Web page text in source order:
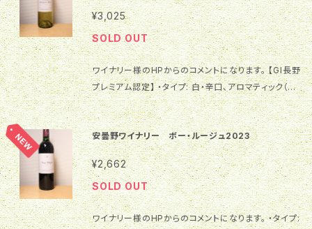
ブドウのみを使用。オークの古樽で9ヶ月じっくり熟成
させました。古樽は、新樽より香りのつき方が穏やか。上
品でしなやかなミディアムボディに仕上げました。 香り
は黒胡椒や、山椒を思わせるスパイシーな香り。ブルー
ベリージャムの様な果実味も感じさせます。口に含む
と、丸みのあるやさしい渋みと、ほんのりチョコレートと
コーヒーのフレーバーが舌に残ります。 香り、渋味（タ
ンニン）、酸味、樽香がやさしく調和したバランスの良い
ワインです。 魚の照り焼きや、ハンバーグ、肉料理など、
家庭料理に合わせやすいので普段使いはもちろん、大
切な日のディナーに合わせても十分に応えてくれるワ
インです。家にストックとして一本あると重宝します。贈
り物にもおすすめです。
¥3,025
SOLD OUT
ワイナリー様のHPからのコメントになります。 【GI長野
プレミアム認定】 ・タイプ: 白・辛口、アロマティック（香
りが強いタイプ） ・ぶどう品種: ソーヴィニョン・ブラン ・
内容量: 750ml ・ぶどう産地: 長野県安曇野産 ・アル
コール分: 12% ・飲み頃温度: 8℃～10℃ ・添加物: 酸
化防止剤（亜硫酸塩） ソーヴィニョン・ブランはハーブ
系の強い芳香と爽やかな酸を持つ品種。安曇野で生ま
れ育ったソーヴィニョン・ブランは、独特のフレッシュな
青い香りを持ちながらも、上品で口当たりの良いワイン
に仕上がりました。ソービニョン・ブランはちょっと苦
安曇野ワイナリー ボー・ルージュ2023
¥2,662
SOLD OUT
ワイナリー様のHPからのコメントになります。 ・タイプ: